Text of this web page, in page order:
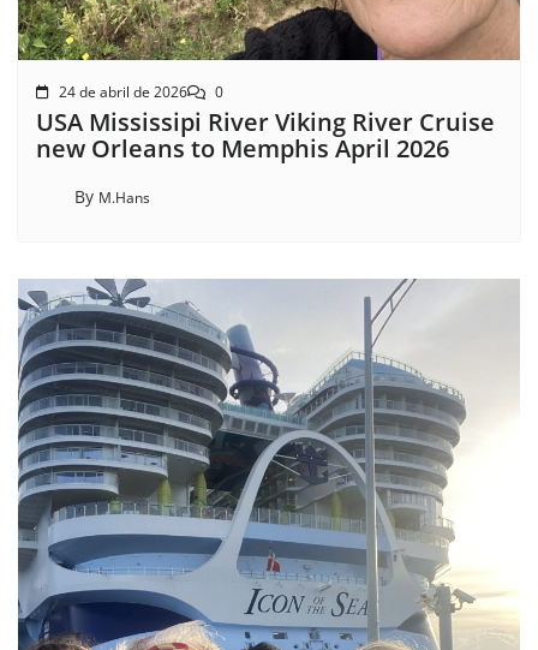
24 de abril de 2026 0
USA Mississipi River Viking River Cruise
new Orleans to Memphis April 2026
By M.Hans